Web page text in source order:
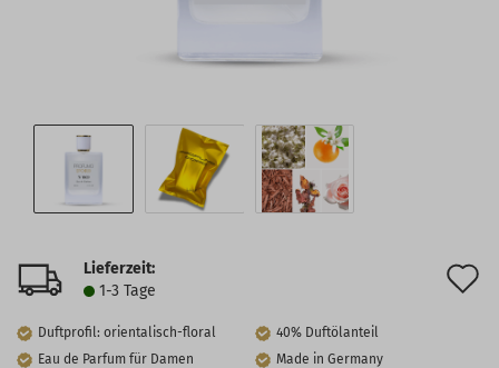
Lieferzeit:
1-3 Tage
Duftprofil: orientalisch-floral
40% Duftölanteil
Eau de Parfum für Damen
Made in Germany